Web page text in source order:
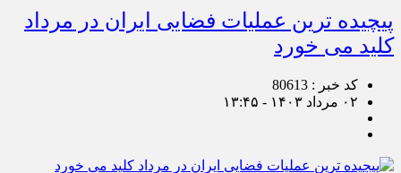
پیچیده ترین عملیات فضایی ایران در مرداد
کلید می خورد
کد خبر : 80613
۰۲ مرداد ۱۴۰۳ - ۱۳:۴۵